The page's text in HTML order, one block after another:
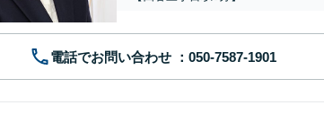
電話でお問い合わせ